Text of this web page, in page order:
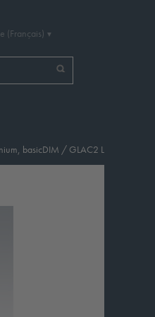
(Français)
basicDIM / GLAC2 L